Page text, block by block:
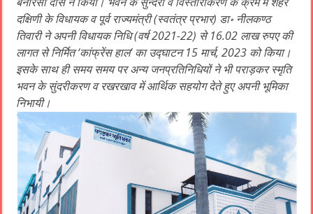
दक्षिणी के विधायक व पूर्व राज्यमंत्री (स्वतंत्र प्रभार) डा॰ नीलकण्ठ
तिवारी ने अपनी विधायक निधि (वर्ष 2021-22) से 16.02 लाख रुपए की
लागत से निर्मित ‘कांफ्रेंस हाल’ का उद्घाटन 15 मार्च, 2023 को किया।
इसके साथ ही समय समय पर अन्य जनप्रतिनिधियों ने भी पराड़कर स्मृति
भवन के सुंदरीकरण व रखरखाव में आर्थिक सहयोग देते हुए अपनी भूमिका
निभायी।